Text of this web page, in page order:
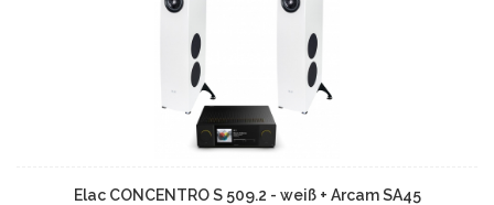
Elac CONCENTRO S 509.2 - weiß + Arcam SA45